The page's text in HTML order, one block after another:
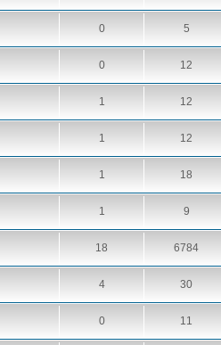
0 5
0 12
1 12
1 12
1 18
1 9
18 6784
4 30
0 11